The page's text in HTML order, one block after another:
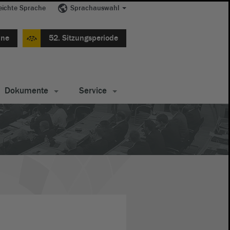
Sprache Sprachauswahl
52. Sitzungsperiode
Dokumente Service